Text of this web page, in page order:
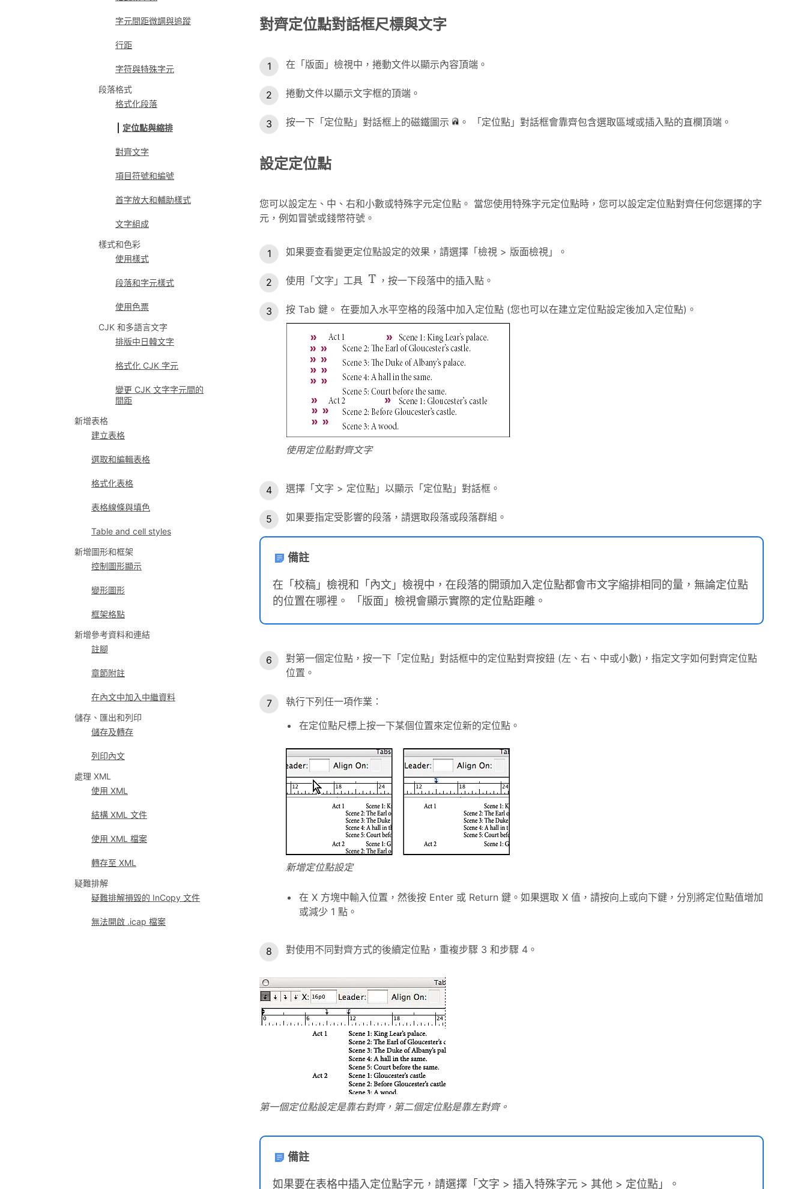
字元間距微調與追蹤
行距
字符與特殊字元
段落格式
格式化段落
定位點與縮排
對齊文字
項目符號和編號
首字放大和輔助樣式
文字組成
樣式和色彩
使用樣式
段落和字元樣式
使用色票
CJK 和多語言文字
排版中日韓文字
格式化 CJK 字元
變更 CJK 文字字元間的
間距
新增表格
建立表格
選取和編輯表格
格式化表格
表格線條與填色
Table and cell styles
新增圖形和框架
控制圖形顯示
變形圖形
框架格點
新增參考資料和連結
註腳
章節附註
在內文中加入中繼資料
儲存、匯出和列印
儲存及轉存
列印內文
處理 XML
使用 XML
結構 XML 文件
使用 XML 檔案
轉存至 XML
疑難排解
疑難排解損毀的 InCopy 文件
無法開啟 .icap 檔案
對齊定位點對話框尺標與文字
在「版面」檢視中，捲動文件以顯示內容頂端。
捲動文件以顯示文字框的頂端。
按一下「定位點」對話框上的磁鐵圖示 。 「定位點」對話框會靠齊包含選取區域或插入點的直欄頂端。
設定定位點
您可以設定左、中、右和小數或特殊字元定位點。 當您使用特殊字元定位點時，您可以設定定位點對齊任何您選擇的字
元，例如冒號或錢幣符號。
如果要查看變更定位點設定的效果，請選擇「檢視 > 版面檢視」。
使用「文字」工具 ，按一下段落中的插入點。
按 Tab 鍵。 在要加入水平空格的段落中加入定位點 (您也可以在建立定位點設定後加入定位點)。
使用定位點對齊文字
選擇「文字 > 定位點」以顯示「定位點」對話框。
如果要指定受影響的段落，請選取段落或段落群組。
備註
在「校稿」檢視和「內文」檢視中，在段落的開頭加入定位點都會市文字縮排相同的量，無論定位點
的位置在哪裡。 「版面」檢視會顯示實際的定位點距離。
對第一個定位點，按一下「定位點」對話框中的定位點對齊按鈕 (左、右、中或小數)，指定文字如何對齊定位點
位置。
執行下列任一項作業：
在定位點尺標上按一下某個位置來定位新的定位點。
新增定位點設定
在 X 方塊中輸入位置，然後按 Enter 或 Return 鍵。如果選取 X 值，請按向上或向下鍵，分別將定位點值增加
或減少 1 點。
對使用不同對齊方式的後續定位點，重複步驟 3 和步驟 4。
第一個定位點設定是靠右對齊，第二個定位點是靠左對齊。
備註
如果要在表格中插入定位點字元，請選擇「文字 > 插入特殊字元 > 其他 > 定位點」。